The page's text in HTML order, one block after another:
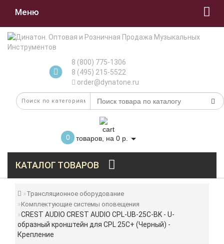
Меню
8 (800) 775-1306
8 (495) 215-5522
order@dynatone.ru
0 товаров, на 0 р.
КАТАЛОГ ТОВАРОВ
Трансляционное оборудование
Комплектующие системы оповещения
CREST AUDIO CREST AUDIO CPL-UB-25C-BK - U-
образный кронштейн для CPL 25C+ (Черный) -
Крепление